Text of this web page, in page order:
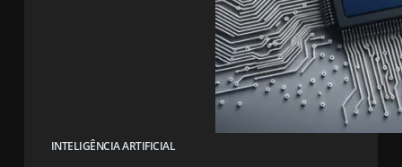
INTELIGÊNCIA ARTIFICIAL